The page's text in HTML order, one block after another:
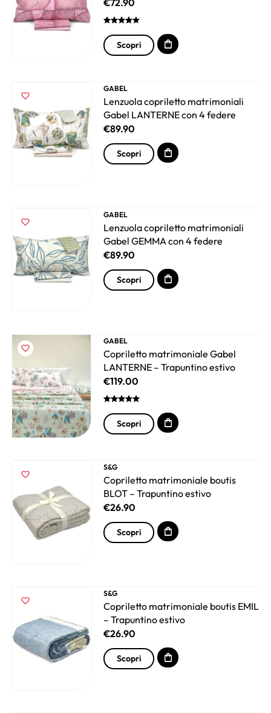
€72.90
Scopri
GABEL
Lenzuola copriletto matrimoniali
Gabel LANTERNE con 4 federe
€89.90
Scopri
GABEL
Lenzuola copriletto matrimoniali
Gabel GEMMA con 4 federe
€89.90
Scopri
GABEL
Copriletto matrimoniale Gabel
LANTERNE – Trapuntino estivo
€119.00
Scopri
S&G
Copriletto matrimoniale boutis
BLOT – Trapuntino estivo
€26.90
Scopri
S&G
Copriletto matrimoniale boutis EMIL
– Trapuntino estivo
€26.90
Scopri